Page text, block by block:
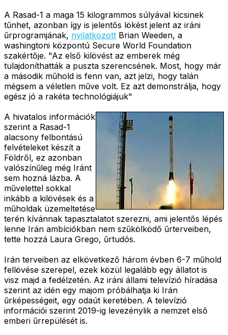
A Rasad-1 a maga 15 kilogrammos súlyával kicsinek
tűnhet, azonban így is jelentős lökést jelent az iráni
űrprogramjának, nyilatkozott Brian Weeden, a
washingtoni központú Secure World Foundation
szakértője. "Az első kilövést az emberek még
tulajdoníthatták a puszta szerencsének. Most, hogy már
a második műhold is fenn van, azt jelzi, hogy talán
mégsem a véletlen műve volt. Ez azt demonstrálja, hogy
egész jó a rakéta technológiájuk"
A hivatalos információk
szerint a Rasad-1
alacsony felbontású
felvételeket készít a
Földről, ez azonban
valószínűleg még Iránt
sem hozná lázba. A
művelettel sokkal
inkább a kilövések és a
műholdak üzemeltetése
terén kívánnak tapasztalatot szerezni, ami jelentős lépés
lenne Irán ambíciókban nem szűkölködő űrterveiben,
tette hozzá Laura Grego, űrtudós.
Irán terveiben az elkövetkező három évben 6-7 műhold
fellövése szerepel, ezek közül legalább egy állatot is
visz majd a fedélzetén. Az iráni állami televízió híradása
szerint az idén egy majom próbálhatja ki Irán
űrképességeit, egy odaút keretében. A televízió
információi szerint 2019-ig levezénylik a nemzet első
emberi űrrepülését is.